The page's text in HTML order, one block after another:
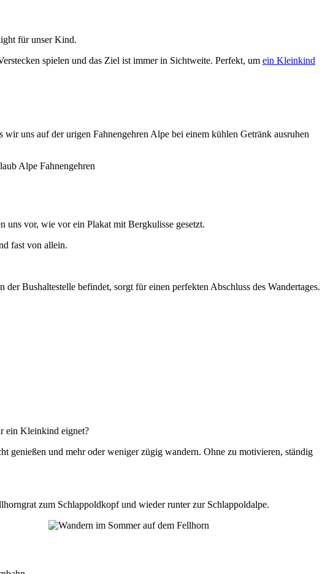
für unser Kind.
spielen und das Ziel ist immer in Sichtweite. Perfekt, um ein Kleinkind
uns auf der urigen Fahnengehren Alpe bei einem kühlen Getränk ausruhen
vor, wie vor ein Plakat mit Bergkulisse gesetzt.
fast von allein.
Bushaltestelle befindet, sorgt für einen perfekten Abschluss des Wandertages.
ein Kleinkind eignet?
genießen und mehr oder weniger zügig wandern. Ohne zu motivieren, ständig
zum Schlappoldkopf und wieder runter zur Schlappoldalpe.